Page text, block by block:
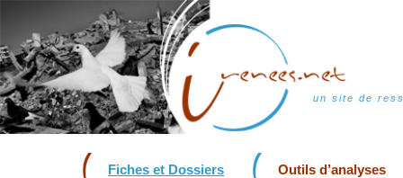
un site de
Fiches et Dossiers Outils d’analyses